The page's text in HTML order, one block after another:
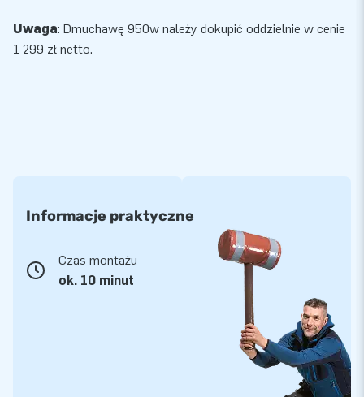
Uwaga: Dmuchawę 950w należy dokupić oddzielnie w cenie
1 299 zł netto.
Informacje praktyczne
Czas montażu
ok. 10 minut